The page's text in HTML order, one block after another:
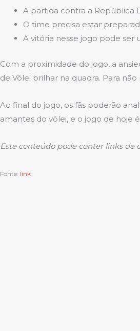
A partida contra a República
O time precisa estar
A vitória nesse jogo pode
Com a proximidade do jogo, a
de Vôlei brilhar na quadra. Para
Ao final do jogo, os fãs poderão
amantes do vôlei, e o jogo de hoje
Este conteúdo pode conter links de
Fonte: link